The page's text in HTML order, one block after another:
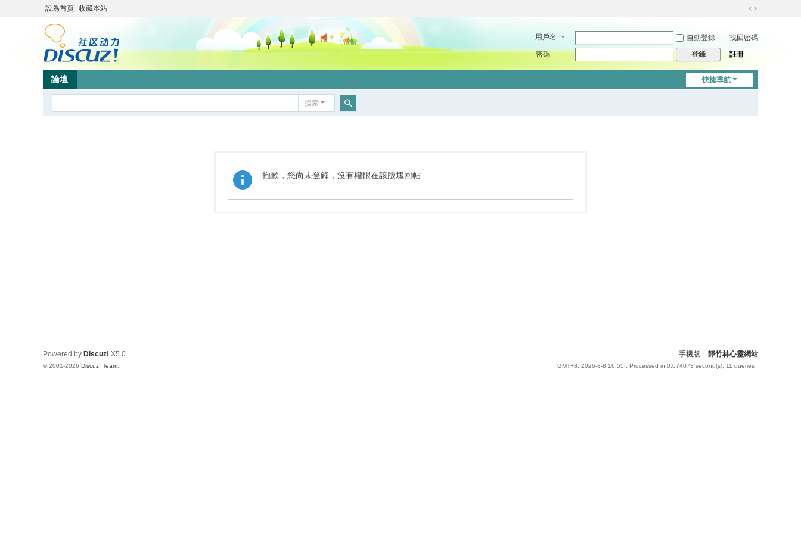
設為首頁 收藏本站
切
到
用戶名 自動登錄
找回密碼
密碼
登錄 註冊
快捷導航
論壇
搜索
抱歉，您尚未登錄，沒有權限在該版塊回帖
手機版 靜竹林心靈網站
GMT+8, 2026-8-8 16:55 , Processed in 0.074073 second(s), 11 queries .
Powered by Discuz! X5.0
© 2001-2026 Discuz! Team